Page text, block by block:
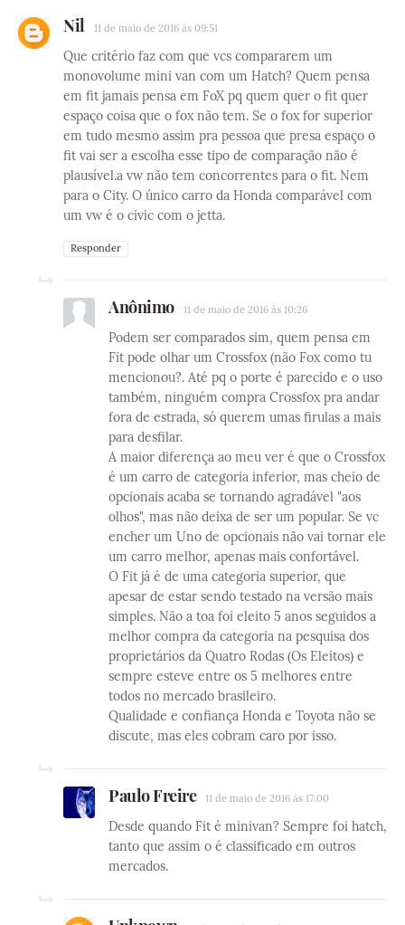
Nil 11 de maio de 2016 às 09:51
Que critério faz com que vcs compararem um
monovolume mini van com um Hatch? Quem pensa
em fit jamais pensa em FoX pq quem quer o fit quer
espaço coisa que o fox não tem. Se o fox for superior
em tudo mesmo assim pra pessoa que presa espaço o
fit vai ser a escolha esse tipo de comparação não é
plausível.a vw não tem concorrentes para o fit. Nem
para o City. O único carro da Honda comparável com
um vw é o civic com o jetta.
Responder
Anônimo 11 de maio de 2016 às 10:26
Podem ser comparados sim, quem pensa em
Fit pode olhar um Crossfox (não Fox como tu
mencionou?. Até pq o porte é parecido e o uso
também, ninguém compra Crossfox pra andar
fora de estrada, só querem umas firulas a mais
para desfilar.
A maior diferença ao meu ver é que o Crossfox
é um carro de categoria inferior, mas cheio de
opcionais acaba se tornando agradável "aos
olhos", mas não deixa de ser um popular. Se vc
encher um Uno de opcionais não vai tornar ele
um carro melhor, apenas mais confortável.
O Fit já é de uma categoria superior, que
apesar de estar sendo testado na versão mais
simples. Não a toa foi eleito 5 anos seguidos a
melhor compra da categoria na pesquisa dos
proprietários da Quatro Rodas (Os Eleitos) e
sempre esteve entre os 5 melhores entre
todos no mercado brasileiro.
Qualidade e confiança Honda e Toyota não se
discute, mas eles cobram caro por isso.
Paulo Freire 11 de maio de 2016 às 17:00
Desde quando Fit é minivan? Sempre foi hatch,
tanto que assim o é classificado em outros
mercados.